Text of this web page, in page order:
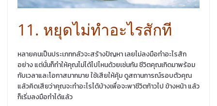
11. หยุดไม่ทำอะไรสักที
หลายคนเป็นประเภทกลัวจะสร้างปัญหา เลยไม่ลงมือทำอะไรสัก
อย่าง แต่นั่นก็ทำให้คุณไม่ได้ไปไหนด้วยเช่นกัน ชีวิตคุณเกิดมาพร้อม
กับเวลาและโอกาสมากมาย ใช้เสียให้คุ้ม ดูสถานการณ์รอบตัวคุณ
แล้วคิดเสียว่าคุณจะทำอะไรได้บ้างเพื่อจะพาชีวิตก้าวไป ข้างหน้า แล้ว
ก็เริ่มลงมือทำได้แล้ว